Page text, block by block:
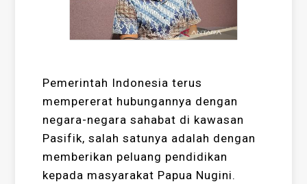
Pemerintah Indonesia terus
mempererat hubungannya dengan
negara-negara sahabat di kawasan
Pasifik, salah satunya adalah dengan
memberikan peluang pendidikan
kepada masyarakat Papua Nugini.